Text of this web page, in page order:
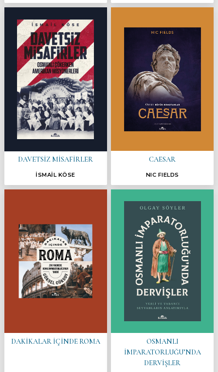
DAVETSİZ MİSAFİRLER
İSMAİL KÖSE
CAESAR
NIC FIELDS
DAKİKALAR İÇİNDE ROMA
OSMANLI
İMPARATORLUĞU’NDA
DERVİŞLER